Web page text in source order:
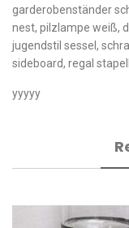
garderobenständer
nest, pilzlampe weiß,
jugendstil sessel,
sideboard, regal
yyyyy